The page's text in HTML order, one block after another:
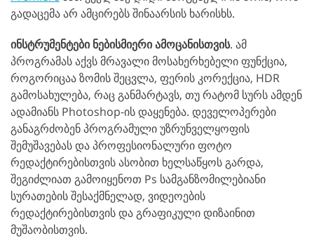
გადაცემა არ ამცირებს შინაარსის ხარისხს.
ინსტრუმენტები ნებისმიერი ამოცანისთვის. ამ
პროგრამას აქვს მრავალი მოსახერხებელი ფუნქცია,
როგორიცაა ზომის შეცვლა, ფერის კორექცია, HDR
გამოსახულება, რაც განმარტავს, თუ რატომ სურს ამდენ
ადამიანს Photoshop-ის დაყენება. დეველოპერები
განაგრძობენ პროგრამული უზრუნველყოფის
შემუშავებას და პროფესიონალური ფოტო
რედაქტირებისთვის ასობით ხელსაწყოს გარდა,
შეგიძლიათ გამოიყენოთ Ps სამგანზომილებიანი
სურათების შესაქმნელად, ვიდეოების
რედაქტირებისთვის და გრაფიკული დიზაინით
მუშაობისთვის.